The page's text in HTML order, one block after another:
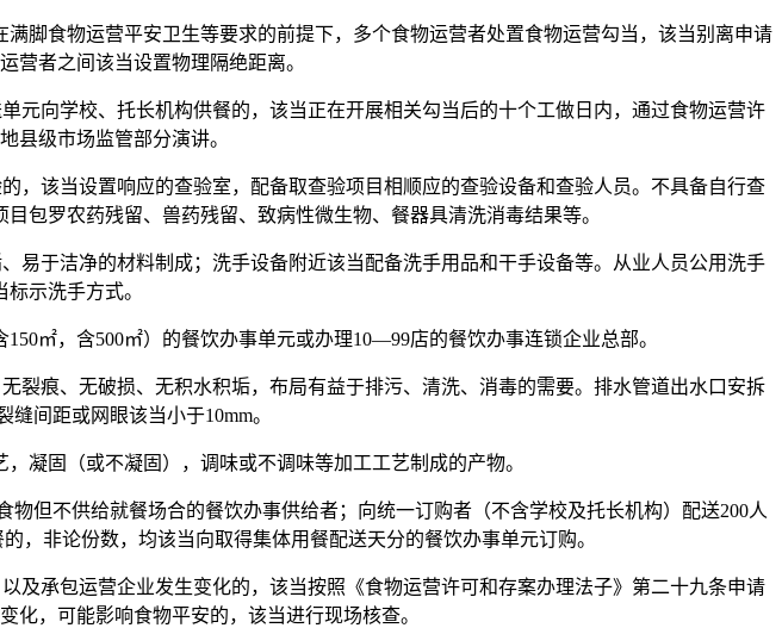
食物运营平安卫生等要求的前提下，多个食物运营者处置食物运营勾当，该当别离申请
营者之间该当设置物理隔绝距离。
向学校、托长机构供餐的，该当正在开展相关勾当后的十个工做日内，通过食物运营许
县级市场监管部分演讲。
该当设置响应的查验室，配备取查验项目相顺应的查验设备和查验人员。不具备自行查
包罗农药残留、兽药残留、致病性微生物、餐器具清洗消毒结果等。
于洁净的材料制成；洗手设备附近该当配备洗手用品和干手设备等。从业人员公用洗手
示洗手方式。
㎡，含500㎡）的餐饮办事单元或办理10—99店的餐饮办事连锁企业总部。
痕、无破损、无积水积垢，布局有益于排污、清洗、消毒的需要。排水管道出水口安拆
间距或网眼该当小于10mm。
固（或不凝固），调味或不调味等加工工艺制成的产物。
不供给就餐场合的餐饮办事供给者；向统一订购者（不含学校及托长机构）配送200人
，非论份数，均该当向取得集体用餐配送天分的餐饮办事单元订购。
承包运营企业发生变化的，该当按照《食物运营许可和存案办理法子》第二十九条申请
化，可能影响食物平安的，该当进行现场核查。